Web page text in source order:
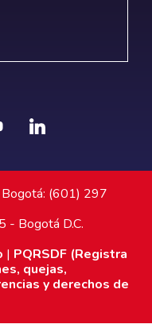
Bogotá: (601) 297
- Bogotá D.C.
| PQRSDF (Registra
quejas,
y derechos de